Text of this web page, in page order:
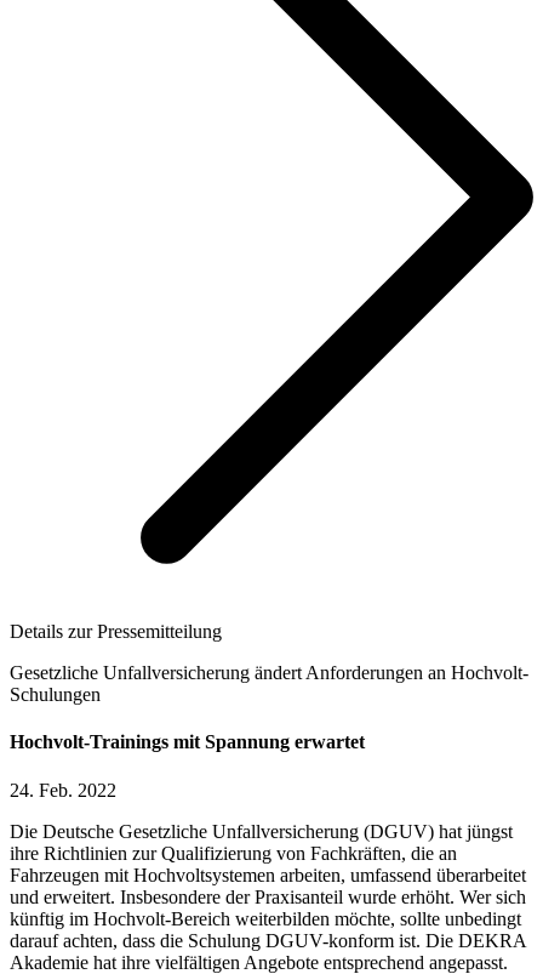
Details zur Pressemitteilung
Gesetzliche Unfallversicherung ändert Anforderungen an Hochvolt-
Schulungen
Hochvolt-Trainings mit Spannung erwartet
24. Feb. 2022
Die Deutsche Gesetzliche Unfallversicherung (DGUV) hat jüngst
ihre Richtlinien zur Qualifizierung von Fachkräften, die an
Fahrzeugen mit Hochvoltsystemen arbeiten, umfassend überarbeitet
und erweitert. Insbesondere der Praxisanteil wurde erhöht. Wer sich
künftig im Hochvolt-Bereich weiterbilden möchte, sollte unbedingt
darauf achten, dass die Schulung DGUV-konform ist. Die DEKRA
Akademie hat ihre vielfältigen Angebote entsprechend angepasst.